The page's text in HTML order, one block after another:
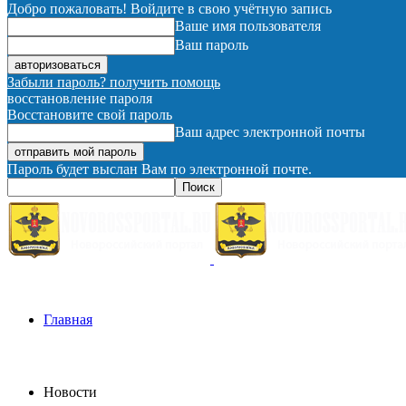
Добро пожаловать! Войдите в свою учётную запись
Ваше имя пользователя
Ваш пароль
Забыли пароль? получить помощь
восстановление пароля
Восстановите свой пароль
Ваш адрес электронной почты
Пароль будет выслан Вам по электронной почте.
Главная
Новости